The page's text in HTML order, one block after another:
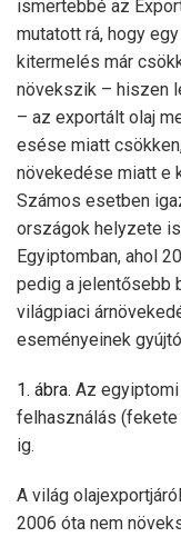
ismertebbé az
mutatott rá, hogy
kitermelés már
növekszik – hiszen
– az exportált olaj
esése miatt
növekedése miatt e
Számos esetben
országok helyzete
Egyiptomban, ahol
pedig a jelentősebb
világpiaci
eseményeinek
1. ábra. Az
felhasználás
ig.
A világ
2006 óta nem